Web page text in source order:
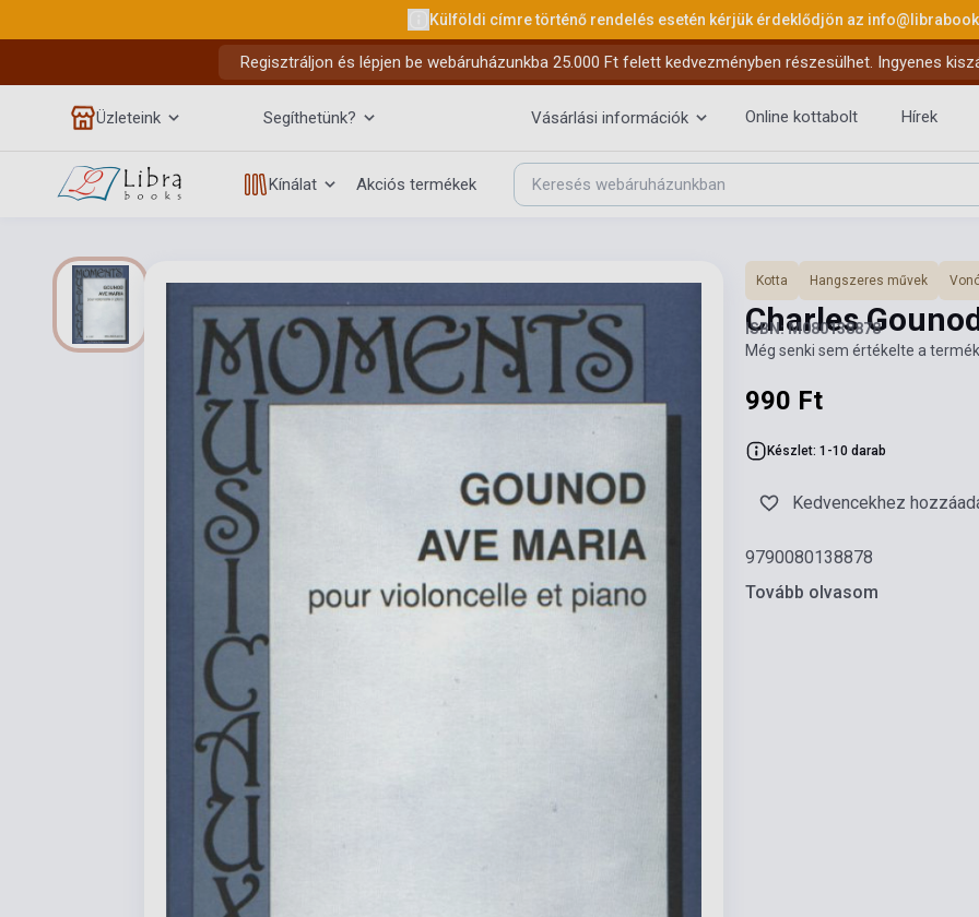
Külföldi címre történő rendelés esetén kérjük érdeklődjön az
Regisztráljon és lépjen be webáruházunkba 25.000 Ft felett kedvezményben részesülhet. Ingyenes
Üzleteink Segíthetünk? Vásárlási információk Online kottabolt Hírek
Kínálat Akciós termékek
Kotta Hangszeres művek
Charles
ISBN: M080138878
Még senki sem értékelte a
990 Ft
Készlet: 1-10 darab
Kedvencekhez
9790080138878
Tovább olvasom